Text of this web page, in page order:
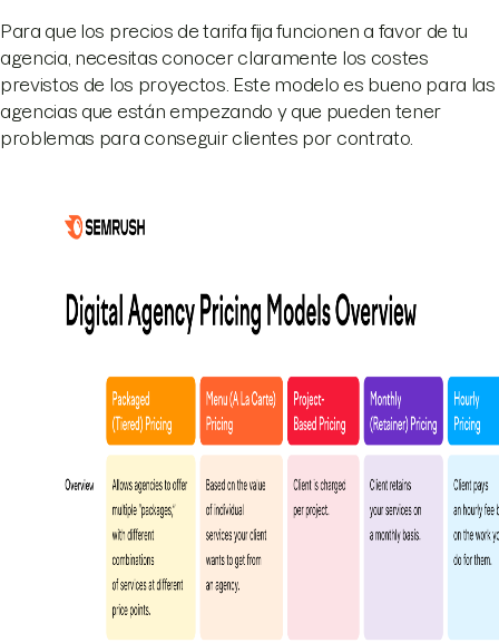
Para que los precios de tarifa fija funcionen a favor de tu
agencia, necesitas conocer claramente los costes
previstos de los proyectos. Este modelo es bueno para las
agencias que están empezando y que pueden tener
problemas para conseguir clientes por contrato.